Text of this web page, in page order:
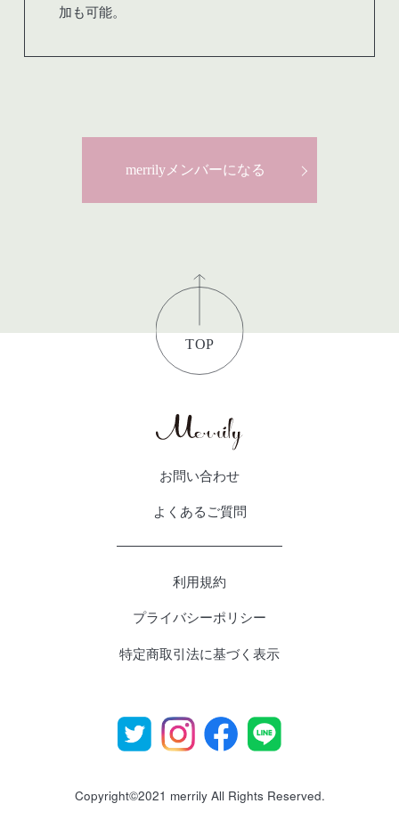
加も可能。
merrilyメンバーになる
お問い合わせ
よくあるご質問
利用規約
プライバシーポリシー
特定商取引法に基づく表示
Copyright©2021 merrily All Rights Reserved.